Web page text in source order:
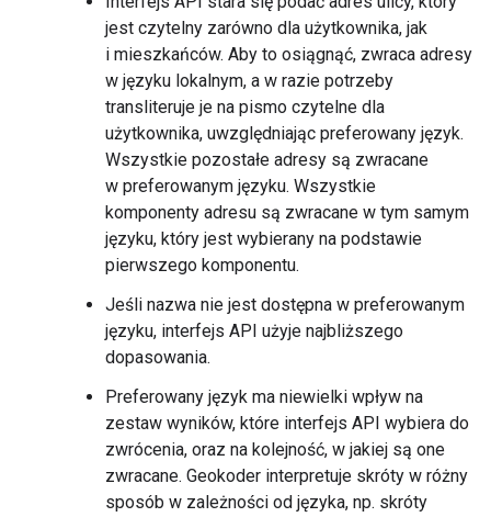
jest czytelny zarówno dla użytkownika, jak
i mieszkańców. Aby to osiągnąć, zwraca adresy
w języku lokalnym, a w razie potrzeby
transliteruje je na pismo czytelne dla
użytkownika, uwzględniając preferowany język.
Wszystkie pozostałe adresy są zwracane
w preferowanym języku. Wszystkie
komponenty adresu są zwracane w tym samym
języku, który jest wybierany na podstawie
pierwszego komponentu.
Jeśli nazwa nie jest dostępna w preferowanym
języku, interfejs API użyje najbliższego
dopasowania.
Preferowany język ma niewielki wpływ na
zestaw wyników, które interfejs API wybiera do
zwrócenia, oraz na kolejność, w jakiej są one
zwracane. Geokoder interpretuje skróty w różny
sposób w zależności od języka, np. skróty